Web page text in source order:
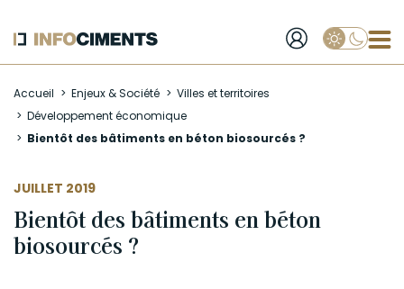
au
contenu
principal
Accueil Enjeux & Société
Villes et territoires
Développement économique
Bientôt des bâtiments en béton biosourcés ?
JUILLET 2019
Bientôt des bâtiments en béton
biosourcés ?